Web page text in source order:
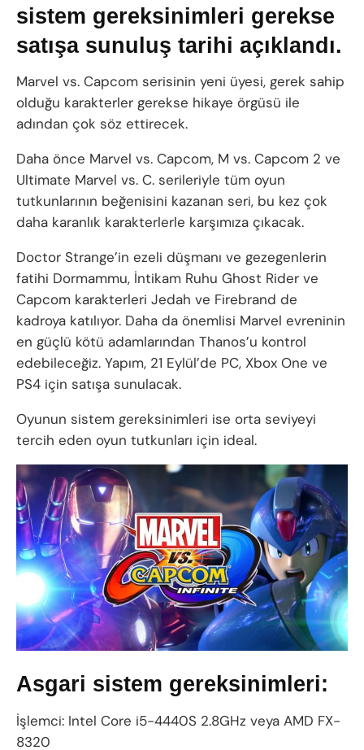
sistem gereksinimleri gerekse
satışa sunuluş tarihi açıklandı.
Marvel vs. Capcom serisinin yeni üyesi, gerek sahip
olduğu karakterler gerekse hikaye örgüsü ile
adından çok söz ettirecek.
Daha önce Marvel vs. Capcom, M vs. Capcom 2 ve
Ultimate Marvel vs. C. serileriyle tüm oyun
tutkunlarının beğenisini kazanan seri, bu kez çok
daha karanlık karakterlerle karşımıza çıkacak.
Doctor Strange’in ezeli düşmanı ve gezegenlerin
fatihi Dormammu, İntikam Ruhu Ghost Rider ve
Capcom karakterleri Jedah ve Firebrand de
kadroya katılıyor. Daha da önemlisi Marvel evreninin
en güçlü kötü adamlarından Thanos’u kontrol
edebileceğiz. Yapım, 21 Eylül’de PC, Xbox One ve
PS4 için satışa sunulacak.
Oyunun sistem gereksinimleri ise orta seviyeyi
tercih eden oyun tutkunları için ideal.
Asgari sistem gereksinimleri:
İşlemci: Intel Core i5-4440S 2.8GHz veya AMD FX-
8320